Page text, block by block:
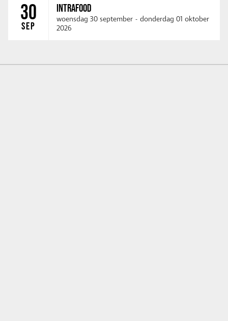
30
SEP
INTRAFOOD
woensdag 30 september - donderdag 01 oktober
2026